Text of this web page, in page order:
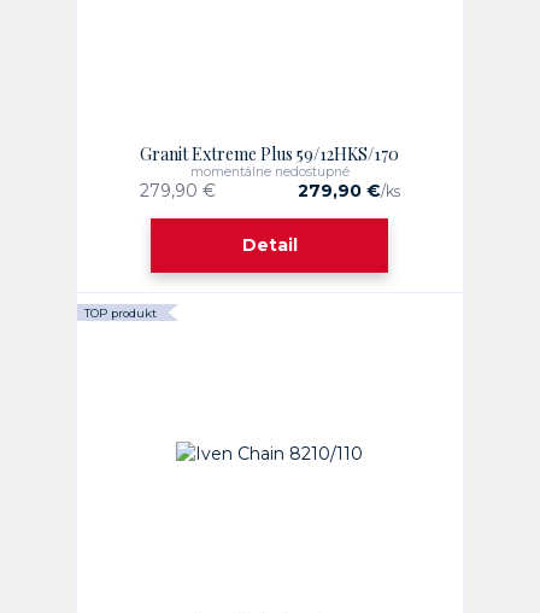
Granit Extreme Plus 59/12HKS/170
279,90 € 279,90 €/ks
momentálne nedostupné
Detail
TOP produkt